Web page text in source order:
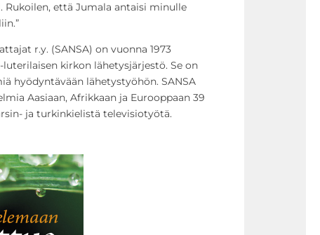
Rukoilen, että Jumala antaisi minulle
r.y. (SANSA) on vuonna 1973
kirkon lähetysjärjestö. Se on
hyödyntävään lähetystyöhön. SANSA
Aasiaan, Afrikkaan ja Eurooppaan 39
ja turkinkielistä televisiotyötä.